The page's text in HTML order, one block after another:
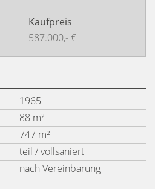
Kaufpreis
587.000,- €
1965
88 m²
747 m²
teil / vollsaniert
nach Vereinbarung